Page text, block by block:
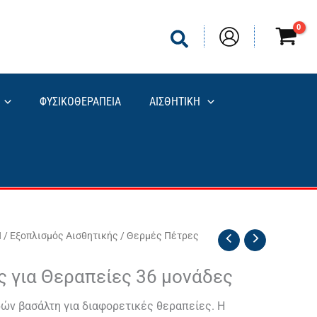
ΦΥΣΙΚΟΘΕΡΑΠΕΙΑ ΑΙΣΘΗΤΙΚΗ
/ Εξοπλισμός Αισθητικής / Θερμές Πέτρες
Θεραπείες 36 μονάδες
βασάλτη για διαφορετικές θεραπείες. Η